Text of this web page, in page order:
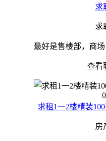
求
求
最好是售楼部，商
查看
求租1一2楼精装
房